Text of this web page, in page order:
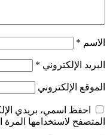
الاسم *
البريد الإلكتروني *
الموقع الإلكتروني
احفظ اسمي، بريدي
المتصفح لاستخدامها المرة